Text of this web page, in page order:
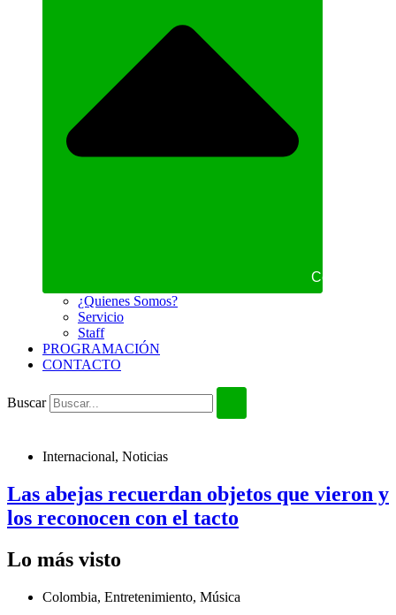
Cerrar
¿Quienes Somos?
Servicio
Staff
PROGRAMACIÓN
CONTACTO
Buscar
Internacional, Noticias
Las abejas recuerdan objetos que vieron y
los reconocen con el tacto
Lo más visto
Colombia, Entretenimiento, Música